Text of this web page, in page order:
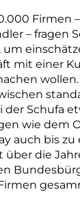
Firmen
– fragen
um
mit einer
der Schufa
wie dem
auch bis zu
über die